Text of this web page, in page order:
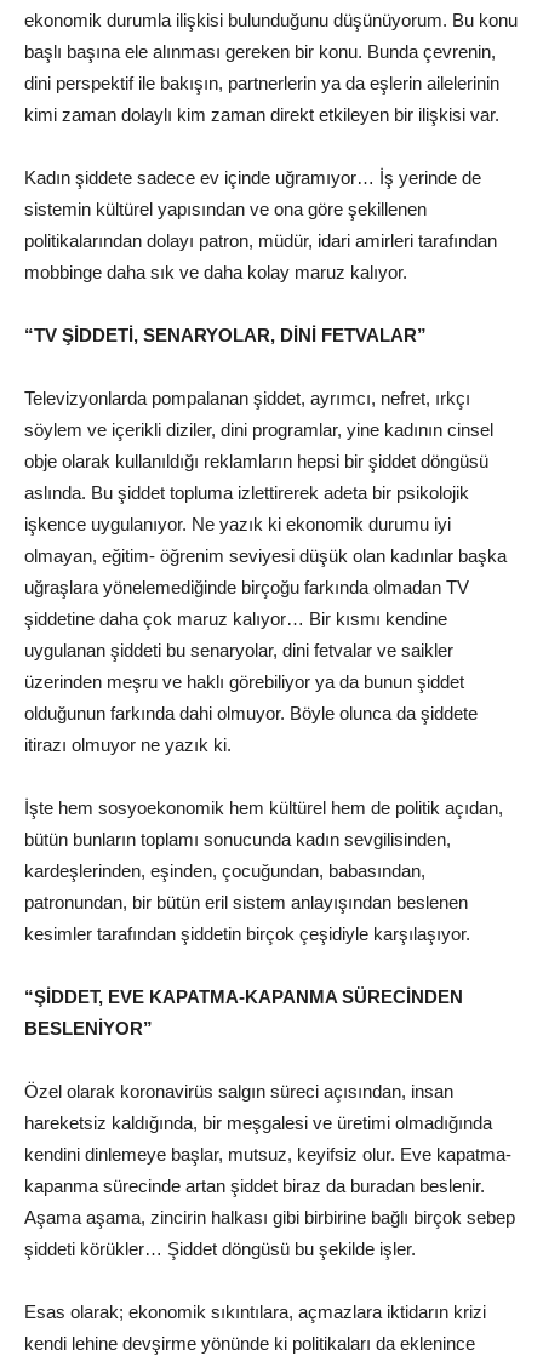
ekonomik durumla ilişkisi bulunduğunu düşünüyorum. Bu konu
başlı başına ele alınması gereken bir konu. Bunda çevrenin,
dini perspektif ile bakışın, partnerlerin ya da eşlerin ailelerinin
kimi zaman dolaylı kim zaman direkt etkileyen bir ilişkisi var.
Kadın şiddete sadece ev içinde uğramıyor… İş yerinde de
sistemin kültürel yapısından ve ona göre şekillenen
politikalarından dolayı patron, müdür, idari amirleri tarafından
mobbinge daha sık ve daha kolay maruz kalıyor.
“TV ŞİDDETİ, SENARYOLAR, DİNİ FETVALAR”
Televizyonlarda pompalanan şiddet, ayrımcı, nefret, ırkçı
söylem ve içerikli diziler, dini programlar, yine kadının cinsel
obje olarak kullanıldığı reklamların hepsi bir şiddet döngüsü
aslında. Bu şiddet topluma izlettirerek adeta bir psikolojik
işkence uygulanıyor. Ne yazık ki ekonomik durumu iyi
olmayan, eğitim- öğrenim seviyesi düşük olan kadınlar başka
uğraşlara yönelemediğinde birçoğu farkında olmadan TV
şiddetine daha çok maruz kalıyor… Bir kısmı kendine
uygulanan şiddeti bu senaryolar, dini fetvalar ve saikler
üzerinden meşru ve haklı görebiliyor ya da bunun şiddet
olduğunun farkında dahi olmuyor. Böyle olunca da şiddete
itirazı olmuyor ne yazık ki.
İşte hem sosyoekonomik hem kültürel hem de politik açıdan,
bütün bunların toplamı sonucunda kadın sevgilisinden,
kardeşlerinden, eşinden, çocuğundan, babasından,
patronundan, bir bütün eril sistem anlayışından beslenen
kesimler tarafından şiddetin birçok çeşidiyle karşılaşıyor.
“ŞİDDET, EVE KAPATMA-KAPANMA SÜRECİNDEN
BESLENİYOR”
Özel olarak koronavirüs salgın süreci açısından, insan
hareketsiz kaldığında, bir meşgalesi ve üretimi olmadığında
kendini dinlemeye başlar, mutsuz, keyifsiz olur. Eve kapatma-
kapanma sürecinde artan şiddet biraz da buradan beslenir.
Aşama aşama, zincirin halkası gibi birbirine bağlı birçok sebep
şiddeti körükler… Şiddet döngüsü bu şekilde işler.
Esas olarak; ekonomik sıkıntılara, açmazlara iktidarın krizi
kendi lehine devşirme yönünde ki politikaları da eklenince